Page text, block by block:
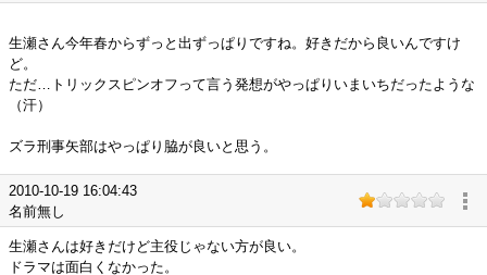
生瀬さん今年春からずっと出ずっぱりですね。好きだから良いんですけ
ど。
ただ…トリックスピンオフって言う発想がやっぱりいまいちだったような
（汗）
ズラ刑事矢部はやっぱり脇が良いと思う。
2010-10-19 16:04:43
名前無し
生瀬さんは好きだけど主役じゃない方が良い。
ドラマは面白くなかった。